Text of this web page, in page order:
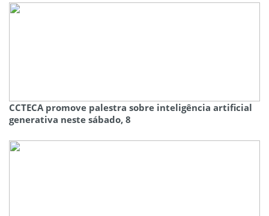
CCTECA promove palestra sobre inteligência artificial
generativa neste sábado, 8